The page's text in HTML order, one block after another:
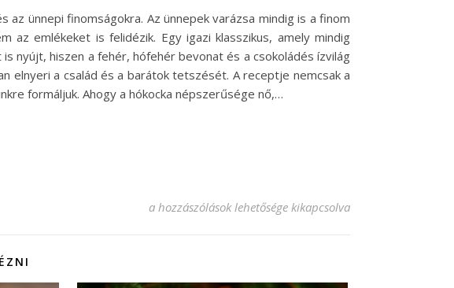
ünnepi finomságokra. Az ünnepek varázsa mindig is a finom
az emlékeket is felidézik. Egy igazi klasszikus, amely mindig
nyújt, hiszen a fehér, hófehér bevonat és a csokoládés ízvilág
elnyeri a család és a barátok tetszését. A receptje nemcsak a
formáljuk. Ahogy a hókocka népszerűsége nő,…
Hókocka recept: Készítsd el az ünnepi finomságot!
a hozzászólások lehetősége kikapcsolva